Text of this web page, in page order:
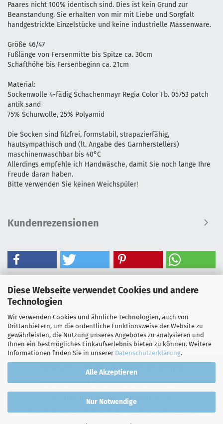
Diese Webseite verwendet Cookies und andere
Technologien
Wir verwenden Cookies und ähnliche Technologien, auch von
Drittanbietern, um die ordentliche Funktionsweise der Website zu
gewährleisten, die Nutzung unseres Angebotes zu analysieren und
Ihnen ein bestmögliches Einkaufserlebnis bieten zu können. Weitere
Informationen finden Sie in unserer Datenschutzerklärung.
Alle Akzeptieren
Nur Notwendige
Paares nicht 100% identisch sind. Dies ist kein Grund zur
Beanstandung. Sie erhalten von mir mit Liebe und Sorgfalt
handgestrickte Einzelstücke und keine industrielle Massenware.
Größe 46/47
Fußlänge von Fersenmitte bis Spitze ca. 30cm
Schafthöhe bis Fersenbeginn ca. 21cm
Material:
Sockenwolle 4-fädig Schachenmayr Regia Color Fb. 05753 patch
antik sand
75% Schurwolle, 25% Polyamid
Die Socken sind filzfrei, formstabil, strapazierfähig,
hautsympathisch und (lt. Angabe des Garnherstellers)
maschinenwaschbar bis 40°C
Allerdings empfehle ich Handwäsche, damit Sie noch lange Ihre
Freude daran haben.
Bitte verwenden Sie keinen Weichspüler!
Kundenrezensionen
Versand- & Zahlungsbedingungen
Widerrufsrecht & Muster-Widerrufsformular
Mein Woll- und Sockenlädchen
Privatsphäre und Datenschutz
Cookie Einstellungen